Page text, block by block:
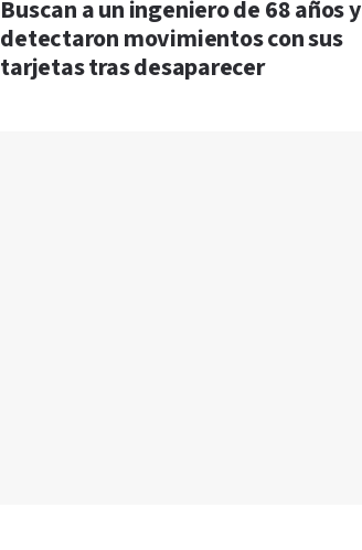
Buscan a un ingeniero de 68 años y
detectaron movimientos con sus
tarjetas tras desaparecer